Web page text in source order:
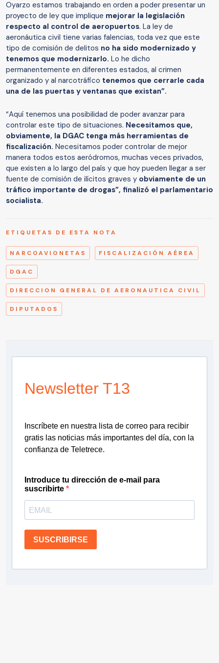
Oyarzo estamos trabajando en orden a poder presentar un
proyecto de ley que implique mejorar la legislación
respecto al control de aeropuertos. La ley de
aeronáutica civil tiene varias falencias, toda vez que este
tipo de comisión de delitos no ha sido modernizado y
tenemos que modernizarlo. Lo he dicho
permanentemente en diferentes estados, al crimen
organizado y al narcotráfico tenemos que cerrarle cada
una de las puertas y ventanas que existan”.
“Aquí tenemos una posibilidad de poder avanzar para
controlar este tipo de situaciones. Necesitamos que,
obviamente, la DGAC tenga más herramientas de
fiscalización. Necesitamos poder controlar de mejor
manera todos estos aeródromos, muchas veces privados,
que existen a lo largo del país y que hoy pueden llegar a ser
fuente de comisión de ilícitos graves y obviamente de un
tráfico importante de drogas”, finalizó el parlamentario
socialista.
ETIQUETAS DE ESTA NOTA
NARCOAVIONETAS FISCALIZACIÓN AÉREA
DGAC
DIRECCION GENERAL DE AERONAUTICA CIVIL
DIPUTADOS
Newsletter T13
Inscríbete en nuestra lista de correo para recibir
gratis las noticias más importantes del día, con la
confianza de Teletrece.
Introduce tu dirección de e-mail para
suscribirte
SUSCRIBIRSE